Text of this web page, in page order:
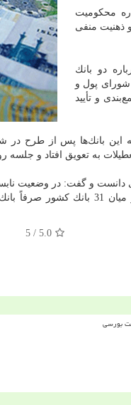
محكومیت
ذهنیت منفی
انتظامی بانك‌ها در اوایل سال 96 درباره دو بانك
پول و
و تأیید
این بانك‌ها پس از طرح
به تعویق افتاد و
دانست و گفت:‌ در وضعیت
نمی‌دهند و با لحاظ دیگر فعالیت‌های
5.0
/ 5